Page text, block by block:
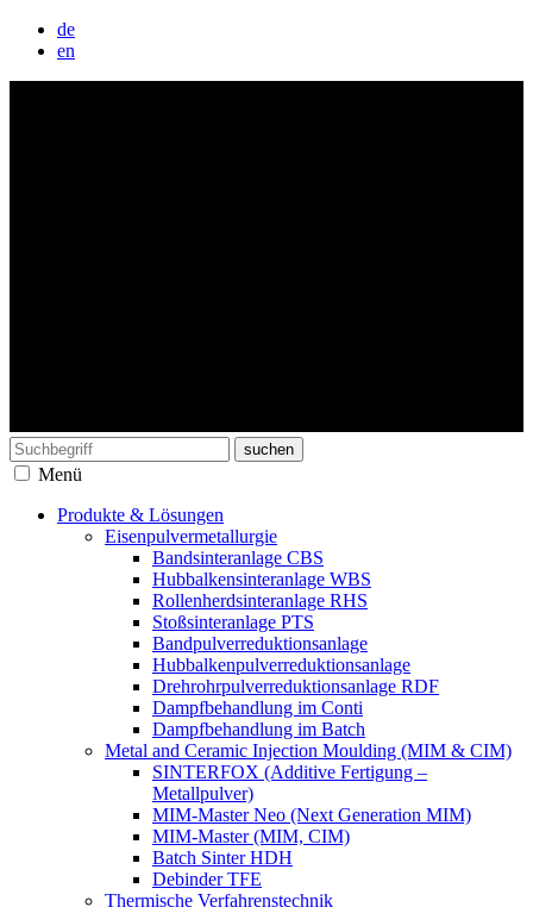
de
en
Suchen
nach:Menü
Produkte & Lösungen
Eisenpulvermetallurgie
Bandsinteranlage CBS
Hubbalkensinteranlage WBS
Rollenherdsinteranlage RHS
Stoßsinteranlage PTS
Bandpulverreduktionsanlage
Hubbalkenpulverreduktionsanlage
Drehrohrpulverreduktionsanlage RDF
Dampfbehandlung im Conti
Dampfbehandlung im Batch
Metal and Ceramic Injection Moulding (MIM & CIM)
SINTERFOX (Additive Fertigung –
Metallpulver)
MIM-Master Neo (Next Generation MIM)
MIM-Master (MIM, CIM)
Batch Sinter HDH
Debinder TFE
Thermische Verfahrenstechnik